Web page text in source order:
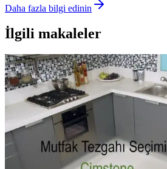
Daha fazla bilgi edinin
İlgili makaleler